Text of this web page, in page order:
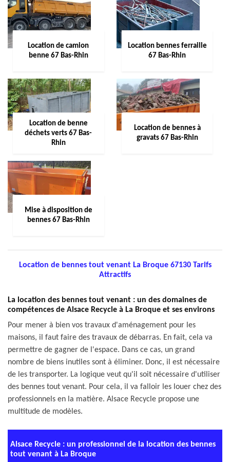
Location de camion
benne 67 Bas-Rhin
Location bennes ferraille
67 Bas-Rhin
Location de benne
déchets verts 67 Bas-
Rhin
Location de bennes à
gravats 67 Bas-Rhin
Mise à disposition de
bennes 67 Bas-Rhin
Location de bennes tout venant La Broque 67130 Tarifs
Attractifs
La location des bennes tout venant : un des domaines de
compétences de Alsace Recycle à La Broque et ses environs
Pour mener à bien vos travaux d'aménagement pour les
maisons, il faut faire des travaux de débarras. En fait, cela va
permettre de gagner de l'espace. Dans ce cas, un grand
nombre de biens inutiles sont à éliminer. Donc, il est nécessaire
de les transporter. La logique veut qu'il soit nécessaire d'utiliser
des bennes tout venant. Pour cela, il va falloir les louer chez des
professionnels en la matière. Alsace Recycle propose une
multitude de modèles.
Alsace Recycle : un professionnel de la location des bennes
tout venant à La Broque